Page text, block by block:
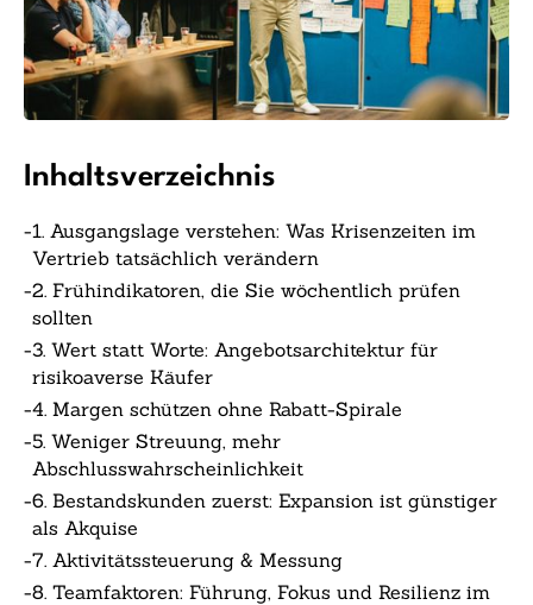
Inhaltsverzeichnis
-1. Ausgangslage verstehen: Was Krisenzeiten im
Vertrieb tatsächlich verändern
-2. Frühindikatoren, die Sie wöchentlich prüfen
sollten
-3. Wert statt Worte: Angebotsarchitektur für
risikoaverse Käufer
-4. Margen schützen ohne Rabatt-Spirale
-5. Weniger Streuung, mehr
Abschlusswahrscheinlichkeit
-6. Bestandskunden zuerst: Expansion ist günstiger
als Akquise
-7. Aktivitätssteuerung & Messung
-8. Teamfaktoren: Führung, Fokus und Resilienz im